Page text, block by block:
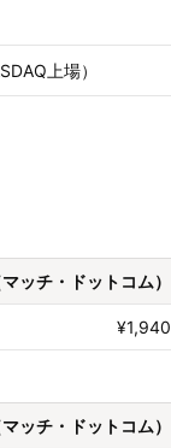
上場）
ッチ・ドットコム）
¥1,940
ッチ・ドットコム）